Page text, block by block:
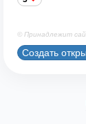
© Принадлежит
Создать